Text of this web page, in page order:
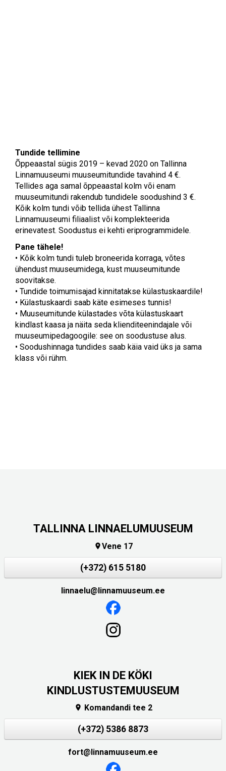
Tundide tellimine
Õppeaastal sügis 2019 – kevad 2020 on Tallinna
Linnamuuseumi muuseumitundide tavahind 4 €.
Tellides aga samal õppeaastal kolm või enam
muuseumitundi rakendub tundidele soodushind 3 €.
Kõik kolm tundi võib tellida ühest Tallinna
Linnamuuseumi filiaalist või komplekteerida
erinevatest. Soodustus ei kehti eriprogrammidele.
Pane tähele!
• Kõik kolm tundi tuleb broneerida korraga, võtes
ühendust muuseumidega, kust muuseumitunde
soovitakse.
• Tundide toimumisajad kinnitatakse külastuskaardile!
• Külastuskaardi saab käte esimeses tunnis!
• Muuseumitunde külastades võta külastuskaart
kindlast kaasa ja näita seda klienditeenindajale või
muuseumipedagoogile: see on soodustuse alus.
• Soodushinnaga tundides saab käia vaid üks ja sama
klass või rühm.
TALLINNA LINNAELUMUUSEUM
Vene 17
(+372) 615 5180
linnaelu@linnamuuseum.ee
KIEK IN DE KÖKI
KINDLUSTUSTEMUUSEUM
 Komandandi tee 2
(+372) 5386 8873
fort@linnamuuseum.ee